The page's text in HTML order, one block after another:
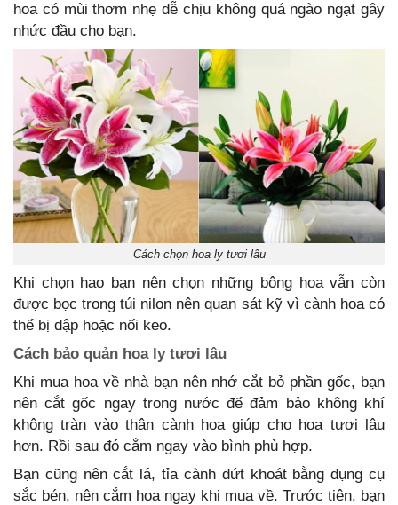
hoa có mùi thơm nhẹ dễ chịu không quá ngào ngạt gây
nhức đầu cho bạn.
Cách chọn hoa ly tươi lâu
Khi chọn hao bạn nên chọn những bông hoa vẫn còn
được bọc trong túi nilon nên quan sát kỹ vì cành hoa có
thể bị dập hoặc nối keo.
Cách bảo quản hoa ly tươi lâu
Khi mua hoa về nhà bạn nên nhớ cắt bỏ phần gốc, bạn
nên cắt gốc ngay trong nước để đảm bảo không khí
không tràn vào thân cành hoa giúp cho hoa tươi lâu
hơn. Rồi sau đó cắm ngay vào bình phù hợp.
Bạn cũng nên cắt lá, tỉa cành dứt khoát bằng dụng cụ
sắc bén, nên cắm hoa ngay khi mua về. Trước tiên, bạn